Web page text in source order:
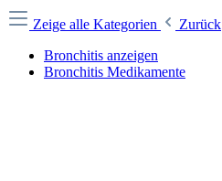
Zeige alle Kategorien
Zurück
Bronchitis anzeigen
Bronchitis Medikamente